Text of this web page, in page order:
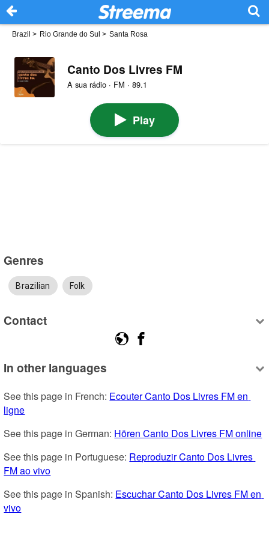
Brazil > Rio Grande do Sul > Santa Rosa
Canto Dos Livres FM
A sua rádio · FM · 89.1
Play
Genres
Brazilian Folk
Contact
In other languages
See this page in French: Ecouter Canto Dos Livres FM en
ligne
See this page in German: Hören Canto Dos Livres FM online
See this page in Portuguese: Reproduzir Canto Dos Livres
FM ao vivo
See this page in Spanish: Escuchar Canto Dos Livres FM en
vivo